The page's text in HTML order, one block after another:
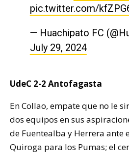
pic.twitter.com/
— Huachipato FC
July 29, 2024
UdeC 2-2 Antofagasta
En Collao, empate que no le
dos equipos en sus
de Fuentealba y Herrera ante
Quiroga para los Pumas; el